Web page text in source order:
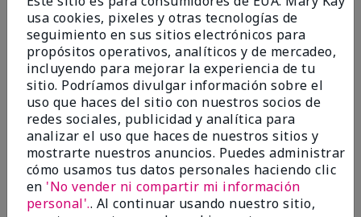
Deep 1
usa cookies, pixeles y otras tecnologías de
seguimiento en sus sitios electrónicos para
propósitos operativos, analíticos y de mercadeo,
incluyendo para mejorar la experiencia de tu
sitio. Podríamos divulgar información sobre el
uso que haces del sitio con nuestros socios de
redes sociales, publicidad y analítica para
analizar el uso que haces de nuestros sitios y
mostrarte nuestros anuncios. Puedes administrar
cómo usamos tus datos personales haciendo clic
en 'No vender ni compartir mi información
personal'.. Al continuar usando nuestro sitio,